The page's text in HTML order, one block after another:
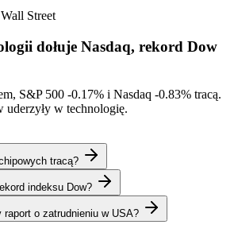
Wall Street
dołuje Nasdaq, rekord Dow
S&P 500 -0.17% i Nasdaq -0.83% tracą.
uderzyły w technologię.
tracą?
indeksu Dow?
o zatrudnieniu w USA?